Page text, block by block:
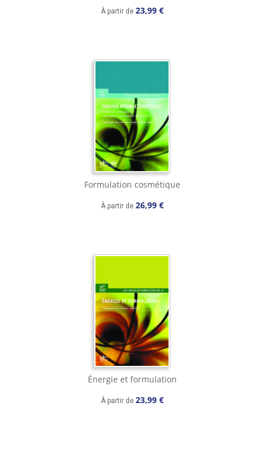
À partir de 23,99 €
Formulation cosmétique
À partir de 26,99 €
Énergie et formulation
À partir de 23,99 €